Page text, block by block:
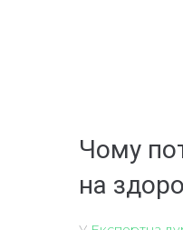
Чому
на